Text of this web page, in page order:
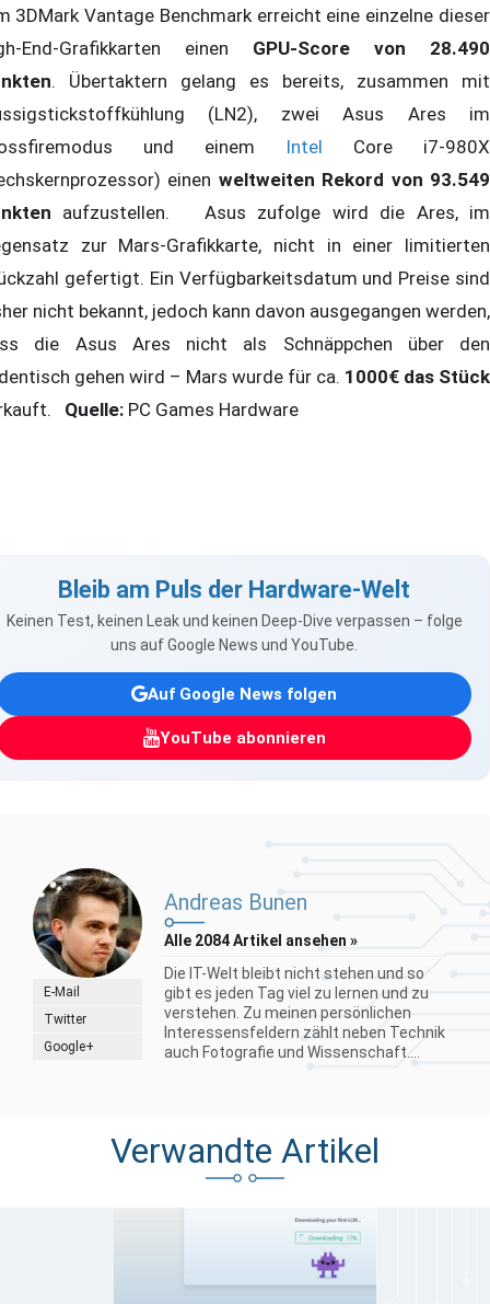
3DMark Vantage Benchmark erreicht eine einzelne dieser
End-Grafikkarten einen GPU-Score von 28.490
. Übertaktern gelang es bereits, zusammen mit
(LN2), zwei Asus Ares im
und einem Intel Core i7-980X
einen weltweiten Rekord von 93.549
aufzustellen. Asus zufolge wird die Ares, im
zur Mars-Grafikkarte, nicht in einer limitierten
gefertigt. Ein Verfügbarkeitsdatum und Preise sind
nicht bekannt, jedoch kann davon ausgegangen werden,
die Asus Ares nicht als Schnäppchen über den
gehen wird – Mars wurde für ca. 1000€ das Stück
Quelle: PC Games Hardware
Bleib am Puls der Hardware-Welt
Keinen Test, keinen Leak und keinen Deep-Dive verpassen – folge
uns auf Google News und YouTube.
Auf Google News folgen
YouTube abonnieren
E-Mail
Twitter
Google+
Andreas Bunen
Alle 2084 Artikel ansehen »
Die IT-Welt bleibt nicht stehen und so
gibt es jeden Tag viel zu lernen und zu
verstehen. Zu meinen persönlichen
Interessensfeldern zählt neben Technik
auch Fotografie und Wissenschaft....
Verwandte Artikel